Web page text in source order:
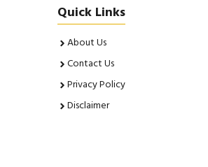
Quick Links
About Us
Contact Us
Privacy Policy
Disclaimer